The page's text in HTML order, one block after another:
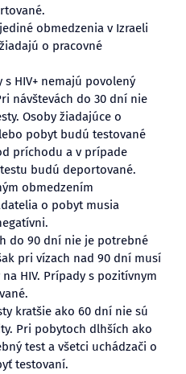
obmedzenia v Izraeli
o pracovné
s HIV+ nemajú povolený
návštevách do 30 dní nie
Osoby žiadajúce o
pobyt budú testované
príchodu a v prípade
budú deportované.
obmedzením
o pobyt musia
do 90 dní nie je potrebné
pri vízach nad 90 dní musí
HIV. Prípady s pozitívnym
kratšie ako 60 dní nie sú
Pri pobytoch dlhších ako
test a všetci uchádzači o
testovaní.